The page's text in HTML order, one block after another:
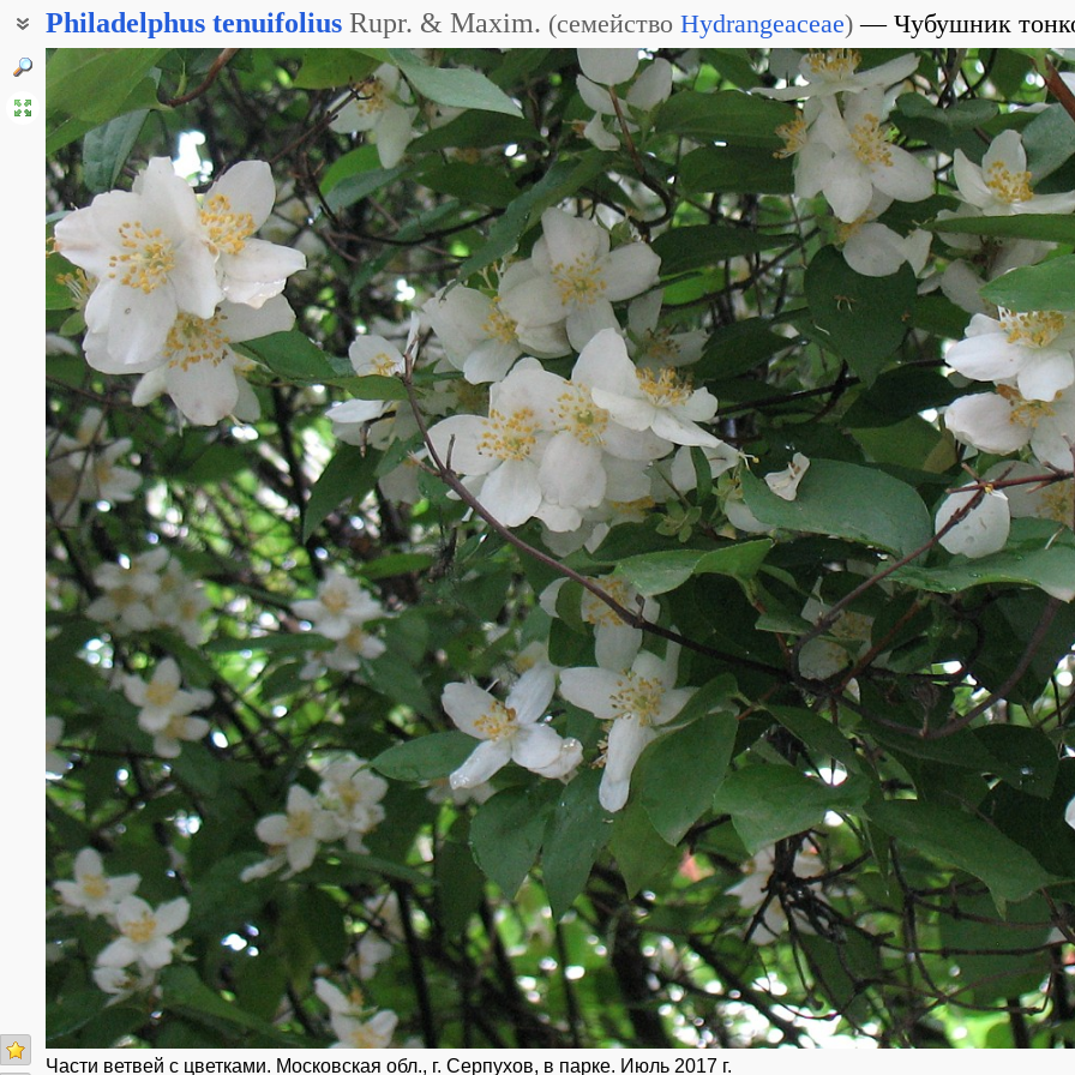
Philadelphus tenuifolius Rupr. & Maxim. (семейство Hydrangeaceae) Чубушник
Чубушник Шренка
Части ветвей с цветками. Московская обл., г. Серпухов, в парке. Июль 2017 г.